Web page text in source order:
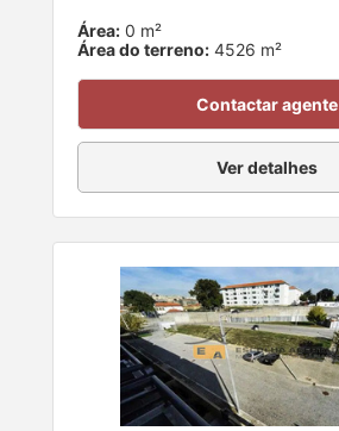
Área: 0 m²
Área do terreno: 4526 m²
Contactar agente
Ver detalhes